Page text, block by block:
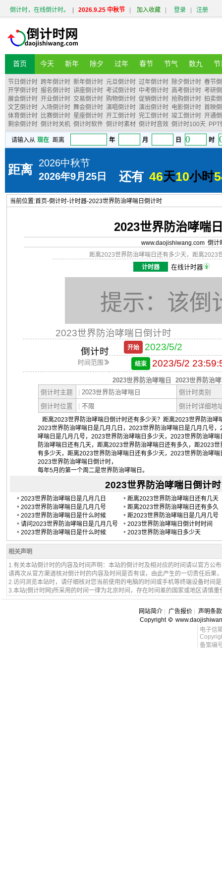
倒计时，在线倒计时。 2026.9.25 中秋节 加入收藏 登录 注册
首页 今天 新年 除夕 过年 春节 节气 数九 节
节日倒计时 跨年倒计时 新年倒计时 元旦倒计时 过年倒计时 除夕倒计时 春节
开学倒计时 报名倒计时 讲座倒计时 考试倒计时 中考倒计时 高考倒计时 考研
展会倒计时 开业倒计时 交易倒计时 购物倒计时 促销倒计时 抢购倒计时 拍卖
文艺倒计时 入场倒计时 舞会倒计时 演唱倒计时 演出倒计时 电影倒计时 首映
体育倒计时 比赛倒计时 星座倒计时 开工倒计时 完工倒计时 竣工倒计时 开通
剩余倒计时 倒计时关机 倒计时软件 倒计时素材 倒计时音效 倒计时100天 PPT
当前位置:首页-倒计时-计时器-2023世界防治哮喘日倒计时
2023世界防治哮喘
www.daojishiwang.com 倒计
距离2023世界防治哮喘日还有多少天，距离2023
计时器
在线计时器
提示：该倒
2023世界防治哮喘日倒计时
倒计时
时间范围
开始 2023/5/2
结束 2023/5/2
2023世界防治哮喘日
2023世界防治
倒计时主题
2023世界防治哮喘日
倒计时类别
倒计时位置
不限
倒计时详细地
距离2023世界防治哮喘日倒计时还有多少天？距离2023世界防治
2023世界防治哮喘日是几月几日，2023世界防治哮喘日是几月几号
哮喘日是几月几号，2023世界防治哮喘日多少天，2023世界防治哮
防治哮喘日还有几天，距离2023世界防治哮喘日还有多久，距2023
有多少天，距离2023世界防治哮喘日还有多少天，2023世界防治哮
2023世界防治哮喘日倒计时，
每年5月的第一个周二是世界防治哮喘日。
2023世界防治哮喘日倒计
• 2023世界防治哮喘日是几月几日
• 2023世界防治哮喘日是几月几号
• 2023世界防治哮喘日是什么时候
• 请问2023世界防治哮喘日是几月几号
• 2023世界防治哮喘日是什么时候
• 距离2023世界防治哮喘日还有几天
• 距离2023世界防治哮喘日还有多久
• 距2023世界防治哮喘日是几月几号
• 2023世界防治哮喘日倒计时时间
• 2023世界防治哮喘日多少天
相关声明
1.有关本站倒计时的内容及时间声明：本站的倒计时及相对应的时间请以官方公
请再次从官方渠道核对倒计时的内容及时间是否有误，由此产生的一切责任后果
2.访问浏览本站时，请仔细核对您当前使用的电脑的时间或手机等终端设备时间
3.本站(倒计时网)所采用的时间一律为北京时间，存在时间差的国家或地区请慎重
网站简介 广告报价
声明条款
Copyright
电子信
备案编